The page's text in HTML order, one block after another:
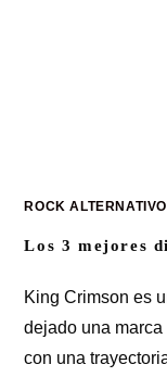
ROCK ALTERNATIVO
Los 3 mejores
King Crimson es
dejado una
con una